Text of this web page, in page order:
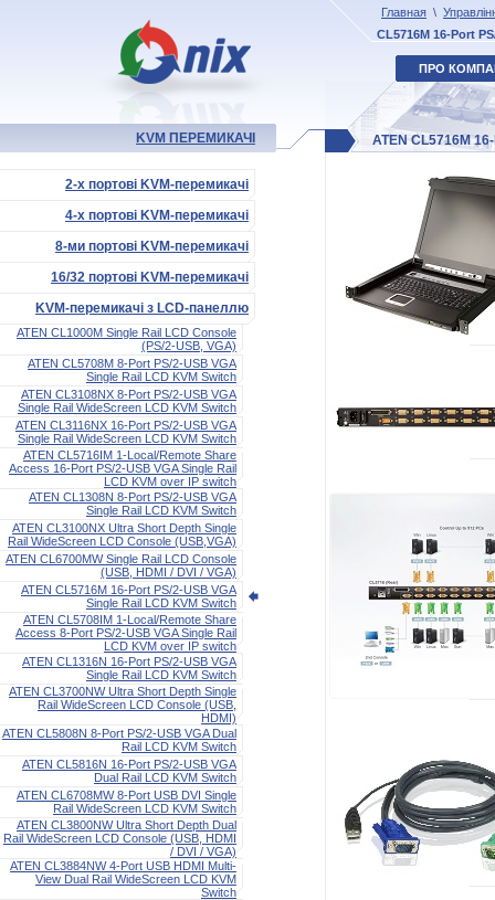
Главная \
CL5716M 16-Port
ПРО
ATEN CL5716M
KVM ПЕРЕМИКАЧІ
2-х портові KVM-перемикачі
4-х портові KVM-перемикачі
8-ми портові KVM-перемикачі
16/32 портові KVM-перемикачі
KVM-перемикачі з LCD-панеллю
ATEN CL1000M Single Rail LCD Console
(PS/2-USB, VGA)
ATEN CL5708M 8-Port PS/2-USB VGA
Single Rail LCD KVM Switch
ATEN CL3108NX 8-Port PS/2-USB VGA
Single Rail WideScreen LCD KVM Switch
ATEN CL3116NX 16-Port PS/2-USB VGA
Single Rail WideScreen LCD KVM Switch
ATEN CL5716IM 1-Local/Remote Share
Access 16-Port PS/2-USB VGA Single Rail
LCD KVM over IP switch
ATEN CL1308N 8-Port PS/2-USB VGA
Single Rail LCD KVM Switch
ATEN CL3100NX Ultra Short Depth Single
Rail WideScreen LCD Console (USB,VGA)
ATEN CL6700MW Single Rail LCD Console
(USB, HDMI / DVI / VGA)
ATEN CL5716M 16-Port PS/2-USB VGA
Single Rail LCD KVM Switch
ATEN CL5708IM 1-Local/Remote Share
Access 8-Port PS/2-USB VGA Single Rail
LCD KVM over IP switch
ATEN CL1316N 16-Port PS/2-USB VGA
Single Rail LCD KVM Switch
ATEN CL3700NW Ultra Short Depth Single
Rail WideScreen LCD Console (USB,
HDMI)
ATEN CL5808N 8-Port PS/2-USB VGA Dual
Rail LCD KVM Switch
ATEN CL5816N 16-Port PS/2-USB VGA
Dual Rail LCD KVM Switch
ATEN CL6708MW 8-Port USB DVI Single
Rail WideScreen LCD KVM Switch
ATEN CL3800NW Ultra Short Depth Dual
Rail WideScreen LCD Console (USB, HDMI
/ DVI / VGA)
ATEN CL3884NW 4-Port USB HDMI Multi-
View Dual Rail WideScreen LCD KVM
Switch